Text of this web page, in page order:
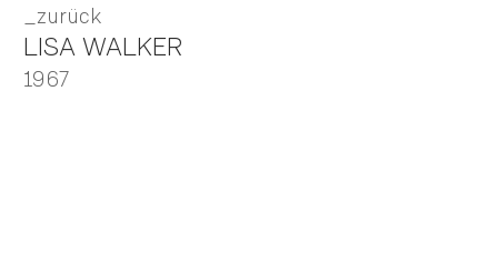
zurück
LISA WALKER
1967